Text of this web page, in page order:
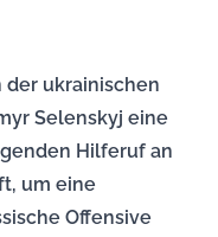
der ukrainischen
Selenskyj eine
Hilferuf an
um eine
Offensive